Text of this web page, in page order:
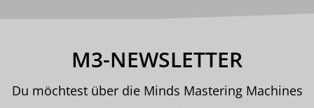
M3-NEWSLETTER
Du möchtest über die Minds Mastering Machines